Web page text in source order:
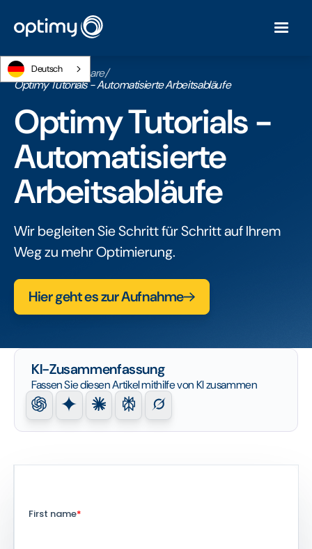
Deutsch
Startseite/Webinare/
Optimy Tutorials - Automatisierte Arbeitsabläufe
Optimy Tutorials -
Automatisierte
Arbeitsabläufe
Wir begleiten Sie Schritt für Schritt auf Ihrem
Weg zu mehr Optimierung.
Hier geht es zur Aufnahme
KI-Zusammenfassung
Fassen Sie diesen Artikel mithilfe von KI zusammen